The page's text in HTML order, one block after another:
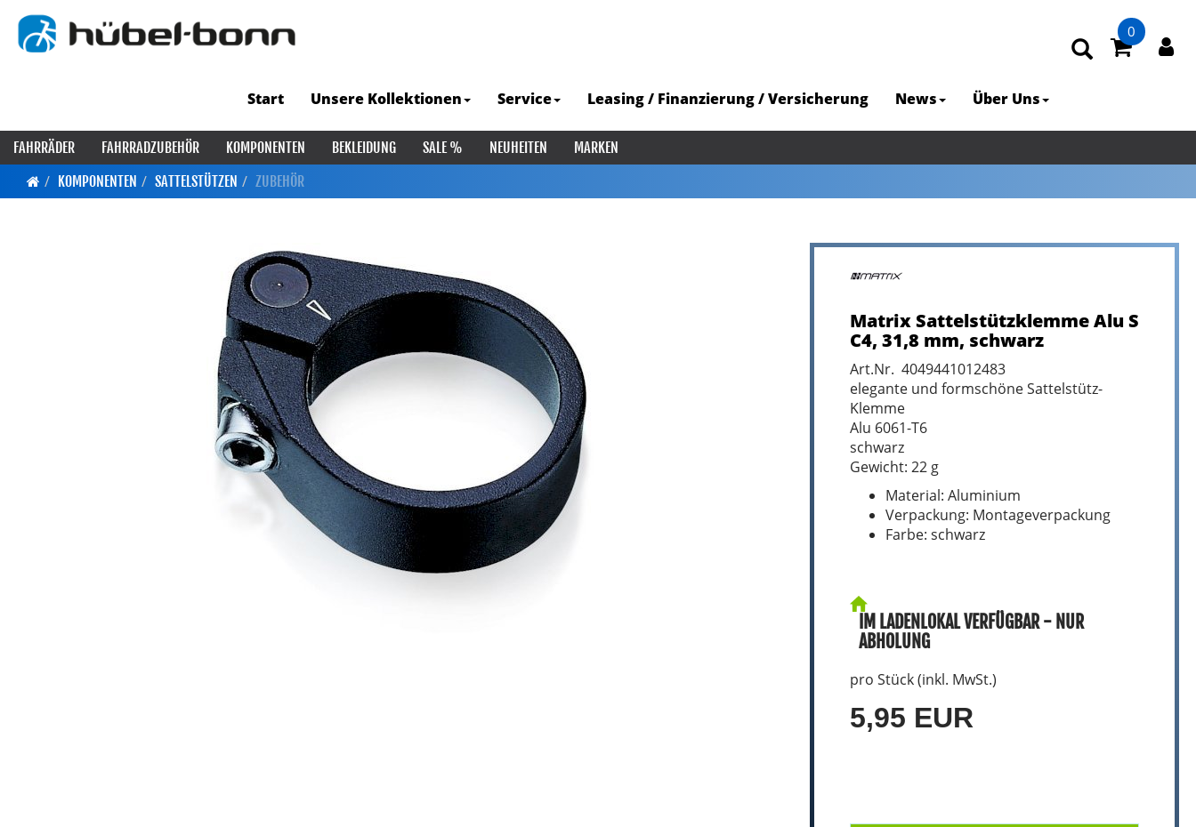
0
Start Unsere Kollektionen Service Leasing / Finanzierung / Versicherung News Über Uns
FAHRRÄDER FAHRRADZUBEHÖR KOMPONENTEN BEKLEIDUNG SALE % NEUHEITEN
MARKEN
KOMPONENTEN
SATTELSTÜTZEN ZUBEHÖR
Matrix Sattelstützklemme Alu S
C4, 31,8 mm, schwarz
Art.Nr. 4049441012483
elegante und formschöne Sattelstütz-
Klemme
Alu 6061-T6
schwarz
Gewicht: 22 g
Material: Aluminium
Verpackung: Montageverpackung
Farbe: schwarz
IM LADENLOKAL VERFÜGBAR - NUR
ABHOLUNG
pro Stück (inkl. MwSt.)
5,95 EUR